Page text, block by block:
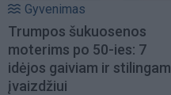
Gyvenimas
Trumpos šukuosenos
moterims po 50-ies: 7
idėjos gaiviam ir stilingam
įvaizdžiui